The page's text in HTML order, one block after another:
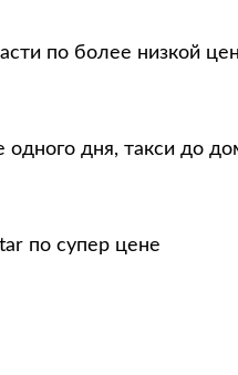
по более низкой
дня, такси до
по супер цене